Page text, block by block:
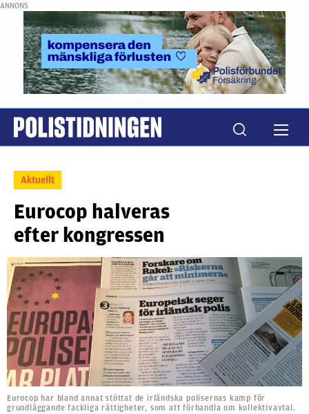
ANNONS
Aktuellt
Eurocop halveras
efter kongressen
Eurocop har bland annat stöttat de irländska polisernas kamp för
grundläggande fackliga rättigheter, som att förhandla om kollektivavtal.